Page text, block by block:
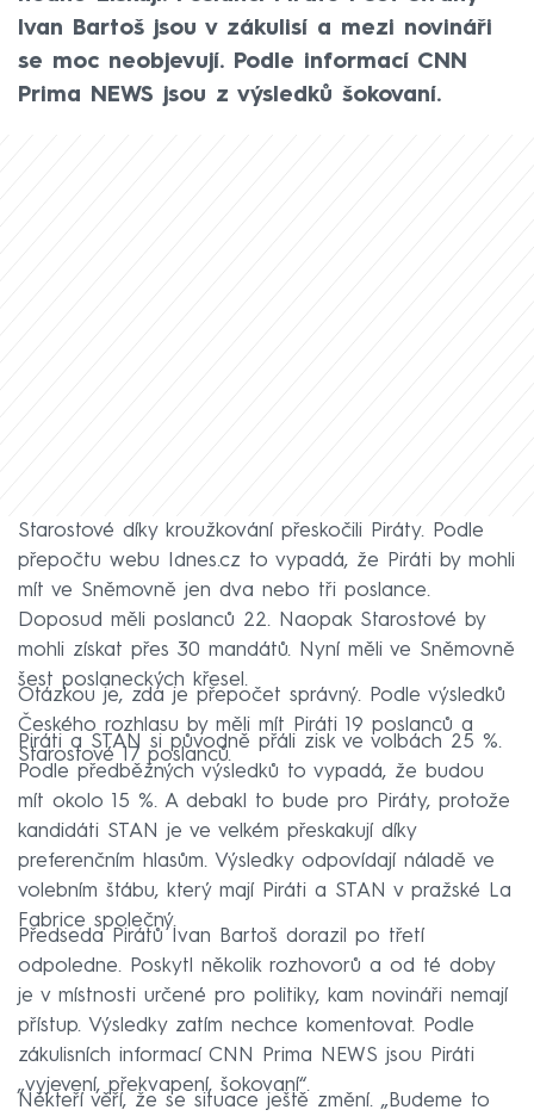
Ivan Bartoš jsou v zákulisí a mezi novináři
se moc neobjevují. Podle informací CNN
Prima NEWS jsou z výsledků šokovaní.
Starostové díky kroužkování přeskočili Piráty. Podle
přepočtu webu Idnes.cz to vypadá, že Piráti by mohli
mít ve Sněmovně jen dva nebo tři poslance.
Doposud měli poslanců 22. Naopak Starostové by
mohli získat přes 30 mandátů. Nyní měli ve Sněmovně
šest poslaneckých křesel.
Otázkou je, zda je přepočet správný. Podle výsledků
Českého rozhlasu by měli mít Piráti 19 poslanců a
Starostové 17 poslanců.
Piráti a STAN si původně přáli zisk ve volbách 25 %.
Podle předběžných výsledků to vypadá, že budou
mít okolo 15 %. A debakl to bude pro Piráty, protože
kandidáti STAN je ve velkém přeskakují díky
preferenčním hlasům. Výsledky odpovídají náladě ve
volebním štábu, který mají Piráti a STAN v pražské La
Fabrice společný.
Předseda Pirátů Ivan Bartoš dorazil po třetí
odpoledne. Poskytl několik rozhovorů a od té doby
je v místnosti určené pro politiky, kam novináři nemají
přístup. Výsledky zatím nechce komentovat. Podle
zákulisních informací CNN Prima NEWS jsou Piráti
„vyjevení, překvapení, šokovaní“.
Někteří věří, že se situace ještě změní. „Budeme to